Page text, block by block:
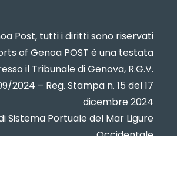
Post, tutti i diritti sono riservati
of Genoa POST è una testata
il Tribunale di Genova, R.G.V.
2024 – Reg. Stampa n. 15 del 17
dicembre 2024
Sistema Portuale del Mar Ligure
Occidentale